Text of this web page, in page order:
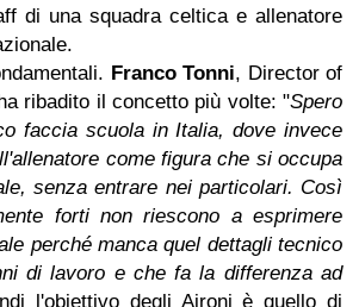
di una squadra celtica e allenatore
Franco Tonni, Director of
ribadito il concetto più volte: "Spero
faccia scuola in Italia, dove invece
come figura che si occupa
senza entrare nei particolari. Così
forti non riescono a esprimere
perché manca quel dettagli tecnico
di lavoro e che fa la differenza ad
l'obiettivo degli Aironi è quello di